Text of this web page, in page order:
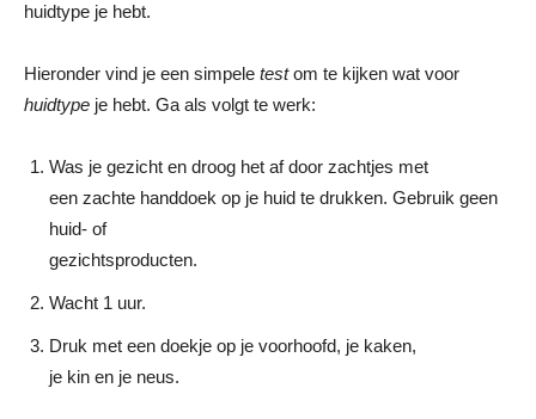
huidtype je hebt.
Hieronder vind je een simpele testom te kijken wat voor
huidtype je hebt. Ga als volgt te werk:
Was je gezicht en droog het af door zachtjes met
een zachte handdoek op je huid te drukken. Gebruik geen
huid- of
gezichtsproducten.
Wacht 1 uur.
Druk met een doekje op je voorhoofd, je kaken,
je kin en je neus.